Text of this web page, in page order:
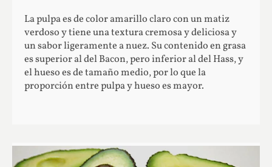
La pulpa es de color amarillo claro con un matiz
verdoso y tiene una textura cremosa y deliciosa y
un sabor ligeramente a nuez. Su contenido en grasa
es superior al del Bacon, pero inferior al del Hass, y
el hueso es de tamaño medio, por lo que la
proporción entre pulpa y hueso es mayor.